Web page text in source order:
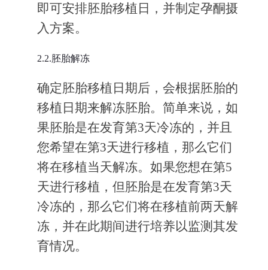
即可安排胚胎移植日，并制定孕酮摄
入方案。
2.2.胚胎解冻
确定胚胎移植日期后，会根据胚胎的
移植日期来解冻胚胎。简单来说，如
果胚胎是在发育第3天冷冻的，并且
您希望在第3天进行移植，那么它们
将在移植当天解冻。如果您想在第5
天进行移植，但胚胎是在发育第3天
冷冻的，那么它们将在移植前两天解
冻，并在此期间进行培养以监测其发
育情况。